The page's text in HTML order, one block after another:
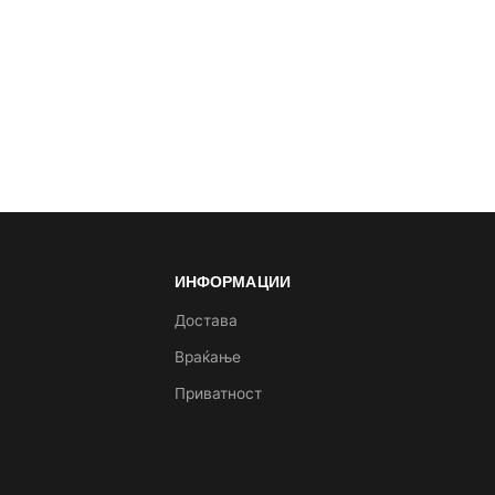
ИНФОРМАЦИИ
Достава
Враќање
Приватност